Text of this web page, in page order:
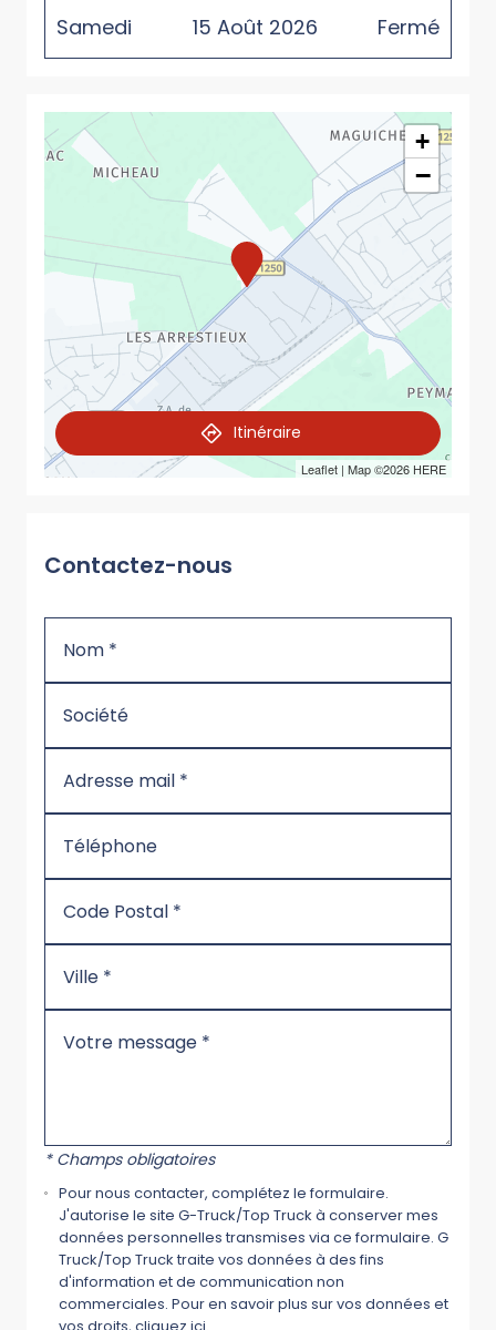
Samedi 15 Août 2026 Fermé
+
−
Leaflet | Map ©2026 HERE
Itinéraire
Contactez-nous
* Champs obligatoires
Pour nous contacter, complétez le formulaire.
J'autorise le site G-Truck/Top Truck à conserver mes
données personnelles transmises via ce formulaire. G
Truck/Top Truck traite vos données à des fins
d'information et de communication non
commerciales. Pour en savoir plus sur vos données et